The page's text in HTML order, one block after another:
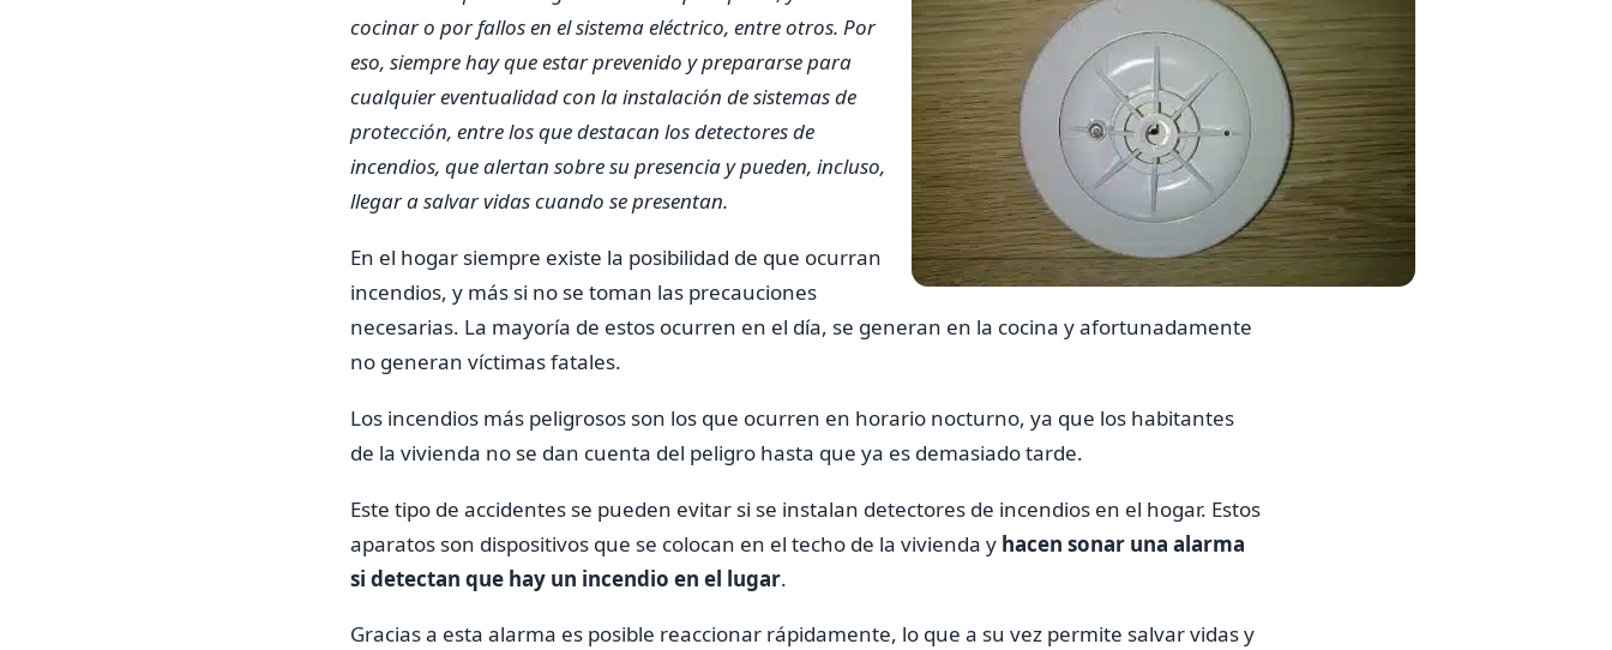
cocinar o por fallos en el sistema eléctrico, entre otros. Por
eso, siempre hay que estar prevenido y prepararse para
cualquier eventualidad con la instalación de sistemas de
protección, entre los que destacan los detectores de
incendios, que alertan sobre su presencia y pueden, incluso,
llegar a salvar vidas cuando se presentan.
En el hogar siempre existe la posibilidad de que ocurran
incendios, y más si no se toman las precauciones
necesarias. La mayoría de estos ocurren en el día, se generan en la cocina y afortunadamente
no generan víctimas fatales.
Los incendios más peligrosos son los que ocurren en horario nocturno, ya que los habitantes
de la vivienda no se dan cuenta del peligro hasta que ya es demasiado tarde.
Este tipo de accidentes se pueden evitar si se instalan detectores de incendios en el hogar. Estos
aparatos son dispositivos que se colocan en el techo de la vivienda y hacen sonar una alarma
si detectan que hay un incendio en el lugar.
Gracias a esta alarma es posible reaccionar rápidamente, lo que a su vez permite salvar vidas y